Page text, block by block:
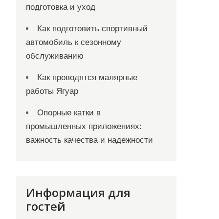
подготовка и уход
Как подготовить спортивный
автомобиль к сезонному
обслуживанию
Как проводятся малярные
работы Ягуар
Опорные катки в
промышленных приложениях:
важность качества и надежности
Информация для
гостей